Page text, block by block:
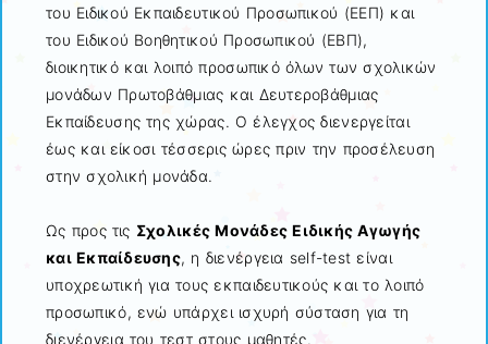
του Ειδικού Εκπαιδευτικού Προσωπικού (ΕΕΠ) και
του Ειδικού Βοηθητικού Προσωπικού (ΕΒΠ),
διοικητικό και λοιπό προσωπικό όλων των σχολικών
μονάδων Πρωτοβάθμιας και Δευτεροβάθμιας
Εκπαίδευσης της χώρας. Ο έλεγχος διενεργείται
έως και είκοσι τέσσερις ώρες πριν την προσέλευση
στην σχολική μονάδα.
Ως προς τις Σχολικές Μονάδες Ειδικής Αγωγής
και Εκπαίδευσης, η διενέργεια self-test είναι
υποχρεωτική για τους εκπαιδευτικούς και το λοιπό
προσωπικό, ενώ υπάρχει ισχυρή σύσταση για τη
διενέργεια του τεστ στους μαθητές.